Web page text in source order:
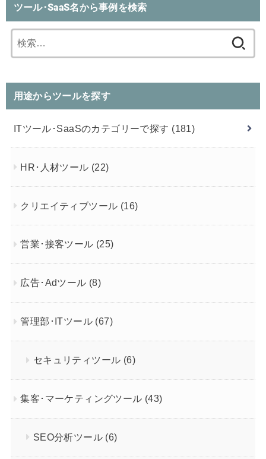
ツール･SaaS名から事例を検索
索:
用途からツールを探す
ITツール･SaaSのカテゴリーで探す (181)
HR･人材ツール (22)
クリエイティブツール (16)
営業･接客ツール (25)
広告･Adツール (8)
管理部･ITツール (67)
セキュリティツール (6)
集客･マーケティングツール (43)
SEO分析ツール (6)